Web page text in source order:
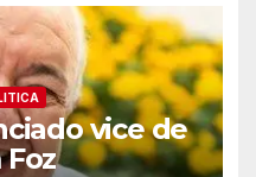
vice de